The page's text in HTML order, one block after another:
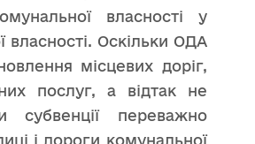
власності у
Оскільки ОДА
місцевих доріг,
послуг, а відтак не
субвенції переважно
і дороги комунальної